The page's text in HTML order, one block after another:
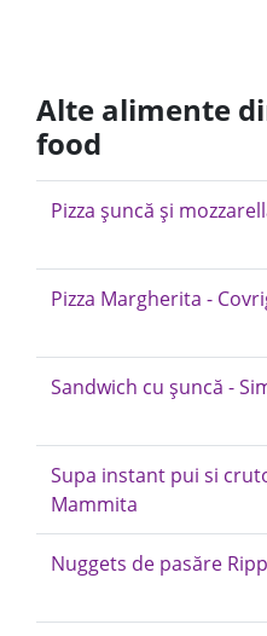
Alte alimente
food
Pizza șuncă și
Pizza Margherita -
Sandwich cu șuncă -
Supa instant pui si
Mammita
Nuggets de pasăre